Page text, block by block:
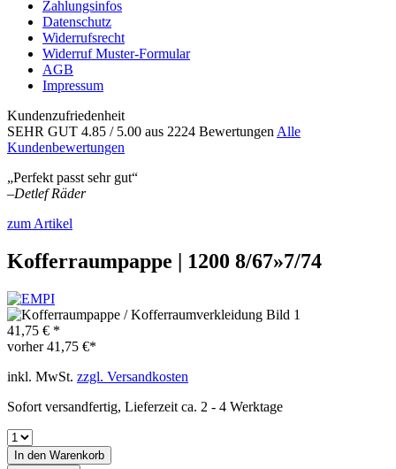
Zahlungsinfos
Datenschutz
Widerrufsrecht
Widerruf Muster-Formular
AGB
Impressum
Kundenzufriedenheit
SEHR GUT 4.85 / 5.00 aus 2224 Bewertungen Alle
Kundenbewertungen
„Perfekt passt sehr gut“
–Detlef Räder
zum Artikel
Kofferraumpappe | 1200 8/67»7/74
41,75 € *
vorher41,75 €*
inkl. MwSt. zzgl. Versandkosten
Sofort versandfertig, Lieferzeit ca. 2 - 4 Werktage
In den Warenkorb